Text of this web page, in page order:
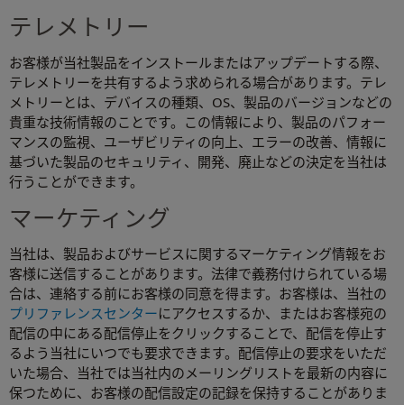
テレメトリー
お客様が当社製品をインストールまたはアップデートする際、
テレメトリーを共有するよう求められる場合があります。テレ
メトリーとは、デバイスの種類、OS、製品のバージョンなどの
貴重な技術情報のことです。この情報により、製品のパフォー
マンスの監視、ユーザビリティの向上、エラーの改善、情報に
基づいた製品のセキュリティ、開発、廃止などの決定を当社は
行うことができます。
マーケティング
当社は、製品およびサービスに関するマーケティング情報をお
客様に送信することがあります。法律で義務付けられている場
合は、連絡する前にお客様の同意を得ます。お客様は、当社の
プリファレンスセンターにアクセスするか、またはお客様宛の
配信の中にある配信停止をクリックすることで、配信を停止す
るよう当社にいつでも要求できます。配信停止の要求をいただ
いた場合、当社では当社内のメーリングリストを最新の内容に
保つために、お客様の配信設定の記録を保持することがありま